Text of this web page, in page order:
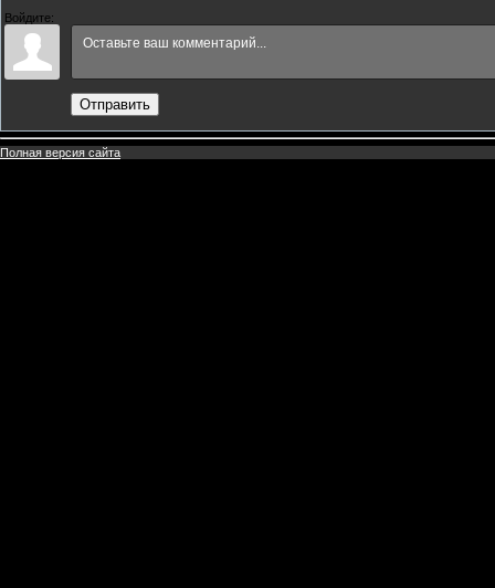
Войдите:
Отправить
Полная версия сайта